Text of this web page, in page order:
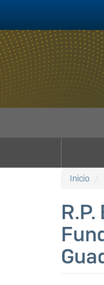
contenido
principal
Inicio